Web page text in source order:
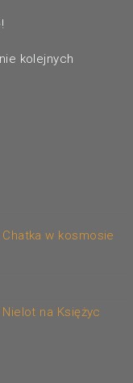
kolejnych
w kosmosie
na Księżyc